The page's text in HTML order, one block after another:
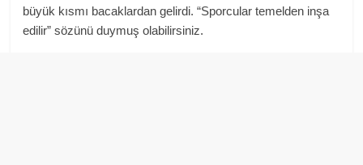
büyük kısmı bacaklardan gelirdi. “Sporcular temelden inşa
edilir” sözünü duymuş olabilirsiniz.